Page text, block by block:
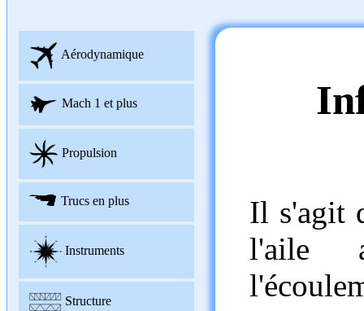
Aérodynamique
Mach 1 et plus
Propulsion
Trucs en plus
Instruments
Structure
Il s'agit
l'aile